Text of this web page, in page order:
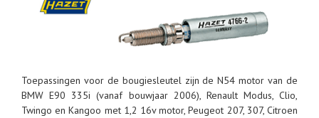
Toepassingen voor de bougiesleutel zijn de N54 motor van de
BMW E90 335i (vanaf bouwjaar 2006), Renault Modus, Clio,
Twingo en Kangoo met 1,2 16v motor, Peugeot 207, 307, Citroen